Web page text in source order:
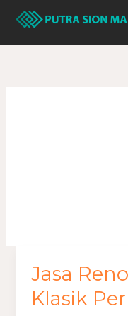
Lewati
konten
Jasa
Klasik
Jasa
Renovasi
Rumah